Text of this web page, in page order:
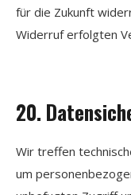
für die Zukunft
Widerruf erfolgten
20.
Wir treffen
um